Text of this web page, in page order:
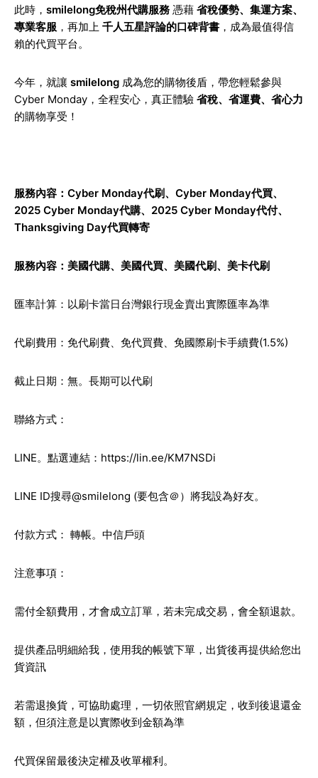
此時， smilelong免稅州代購服務 憑藉 省稅優勢、集運方案、
專業客服 ，再加上 千人五星評論的口碑背書 ，成為最值得信
賴的代買平台。
今年，就讓 smilelong 成為您的購物後盾，帶您輕鬆參與
Cyber Monday，全程安心，真正體驗 省稅、省運費、省心力
的購物享受！
服務內容： Cyber Monday代刷、 Cyber Monday代買、
2025 Cyber Monday代購、2025 Cyber Monday代付、
Thanksgiving Day代買轉寄
服務內容： 美國代購、 美國代買、 美國代刷、 美卡代刷
匯率計算：以刷卡當日台灣銀行現金賣出實際匯率為準
代刷費用：免代刷費、免代買費、免國際刷卡手續費(1.5%)
截止日期：無。長期可以代刷
聯絡方式：
LINE。點選連結： https://lin.ee/KM7NSDi
LINE ID搜尋@smilelong (要包含＠）將我設為好友。
付款方式： 轉帳。中信戶頭
注意事項：
需付全額費用，才會成立訂單，若未完成交易，會全額退款。
提供產品明細給我，使用我的帳號下單，出貨後再提供給您出
貨資訊
若需退換貨，可協助處理，一切依照官網規定，收到後退還金
額，但須注意是以實際收到金額為準
代買保留最後決定權及收單權利。